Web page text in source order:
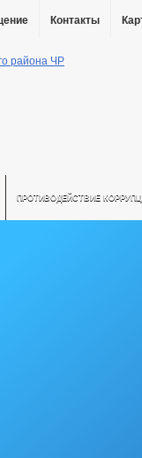
Контакты
ПРОТИВОДЕЙСТВИЕ